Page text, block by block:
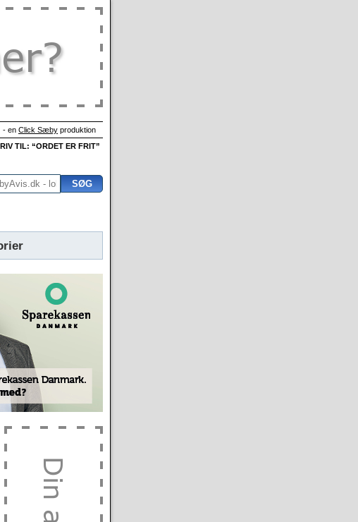
- en Click Sæby produktion
TIL: “ORDET ER FRIT”